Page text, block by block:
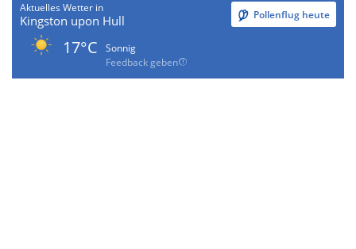
Aktuelles Wetter in
Kingston upon Hull Pollenflug heute
17°C
Sonnig
Feedback geben